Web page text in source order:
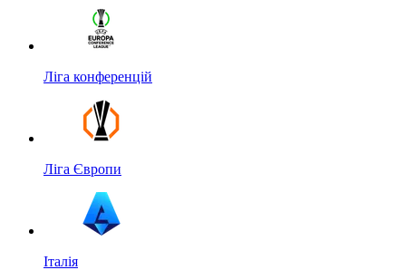
Ліга конференцій
Ліга Європи
Італія